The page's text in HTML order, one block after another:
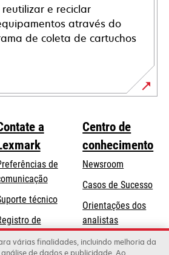
e reciclar
através do
de coleta de cartuchos
a
de
técnicoabre
uma
nova
de
Centro de
conhecimento
Newsroom
Casos de Sucesso
Orientações dos
analistas
Blog Lexmark
várias finalidades, incluindo melhoria da
de dados e publicidade. Ao